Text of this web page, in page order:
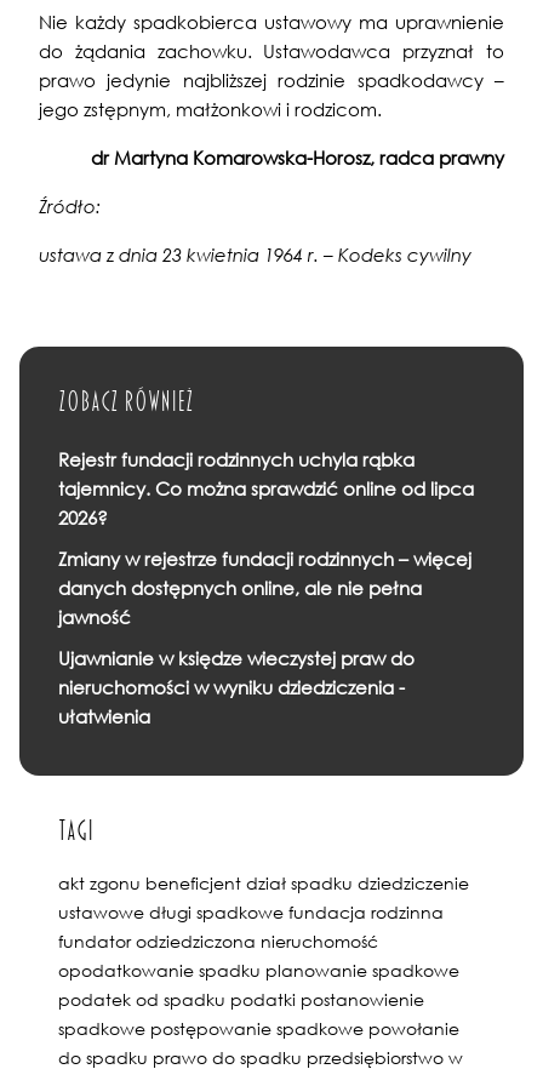
Nie każdy spadkobierca ustawowy ma uprawnienie
do żądania zachowku. Ustawodawca przyznał to
prawo jedynie najbliższej rodzinie spadkodawcy –
jego zstępnym, małżonkowi i rodzicom.
dr Martyna Komarowska-Horosz, radca prawny
Źródło:
ustawa z dnia 23 kwietnia 1964 r. – Kodeks cywilny
Zobacz również
Rejestr fundacji rodzinnych uchyla rąbka
tajemnicy. Co można sprawdzić online od lipca
2026?
Zmiany w rejestrze fundacji rodzinnych – więcej
danych dostępnych online, ale nie pełna
jawność
Ujawnianie w księdze wieczystej praw do
nieruchomości w wyniku dziedziczenia -
ułatwienia
Tagi
akt zgonu beneficjent dział spadku dziedziczenie
ustawowe długi spadkowe fundacja rodzinna
fundator odziedziczona nieruchomość
opodatkowanie spadku planowanie spadkowe
podatek od spadku podatki postanowienie
spadkowe postępowanie spadkowe powołanie
do spadku prawo do spadku przedsiębiorstwo w